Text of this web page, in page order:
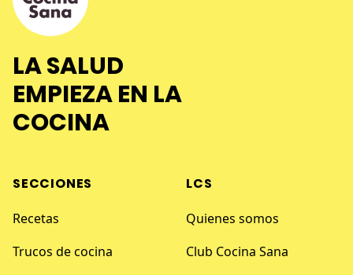
LA SALUD
EMPIEZA EN LA
COCINA
SECCIONES
Recetas
Trucos de cocina
LCS
Quienes somos
Club Cocina Sana